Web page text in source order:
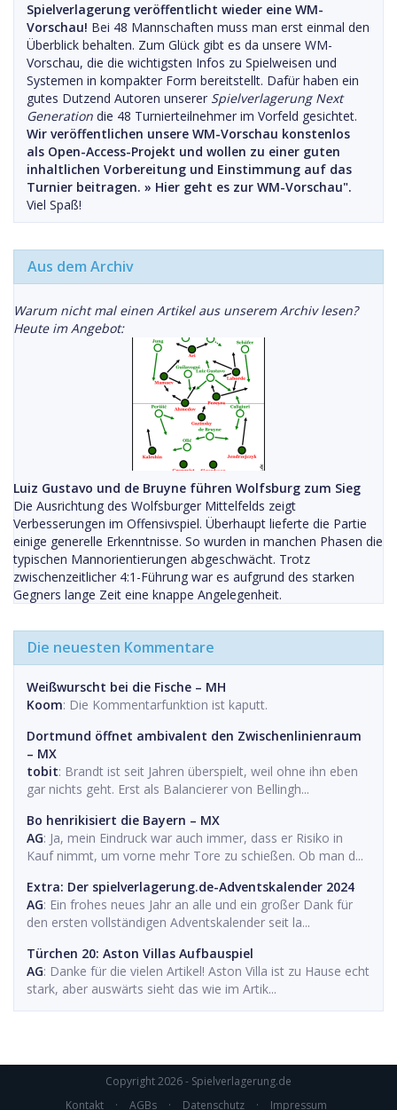
Spielverlagerung veröffentlicht wieder eine WM-
Vorschau! Bei 48 Mannschaften muss man erst einmal den
Überblick behalten. Zum Glück gibt es da unsere WM-
Vorschau, die die wichtigsten Infos zu Spielweisen und
Systemen in kompakter Form bereitstellt. Dafür haben ein
gutes Dutzend Autoren unserer Spielverlagerung Next
Generation die 48 Turnierteilnehmer im Vorfeld gesichtet.
Wir veröffentlichen unsere WM-Vorschau konstenlos
als Open-Access-Projekt und wollen zu einer guten
inhaltlichen Vorbereitung und Einstimmung auf das
Turnier beitragen. » Hier geht es zur WM-Vorschau".
Viel Spaß!
Aus dem Archiv
Warum nicht mal einen Artikel aus unserem Archiv lesen?
Heute im Angebot:
Luiz Gustavo und de Bruyne führen Wolfsburg zum Sieg
Die Ausrichtung des Wolfsburger Mittelfelds zeigt
Verbesserungen im Offensivspiel. Überhaupt lieferte die Partie
einige generelle Erkenntnisse. So wurden in manchen Phasen die
typischen Mannorientierungen abgeschwächt. Trotz
zwischenzeitlicher 4:1-Führung war es aufgrund des starken
Gegners lange Zeit eine knappe Angelegenheit.
Die neuesten Kommentare
Weißwurscht bei die Fische – MH
Koom: Die Kommentarfunktion ist kaputt.
Dortmund öffnet ambivalent den Zwischenlinienraum
– MX
tobit: Brandt ist seit Jahren überspielt, weil ohne ihn eben
gar nichts geht. Erst als Balancierer von Bellingh...
Bo henrikisiert die Bayern – MX
AG: Ja, mein Eindruck war auch immer, dass er Risiko in
Kauf nimmt, um vorne mehr Tore zu schießen. Ob man d...
Extra: Der spielverlagerung.de-Adventskalender 2024
AG: Ein frohes neues Jahr an alle und ein großer Dank für
den ersten vollständigen Adventskalender seit la...
Türchen 20: Aston Villas Aufbauspiel
AG: Danke für die vielen Artikel! Aston Villa ist zu Hause echt
stark, aber auswärts sieht das wie im Artik...
Copyright 2026 - Spielverlagerung.de
Kontakt
· AGBs · Datenschutz · Impressum